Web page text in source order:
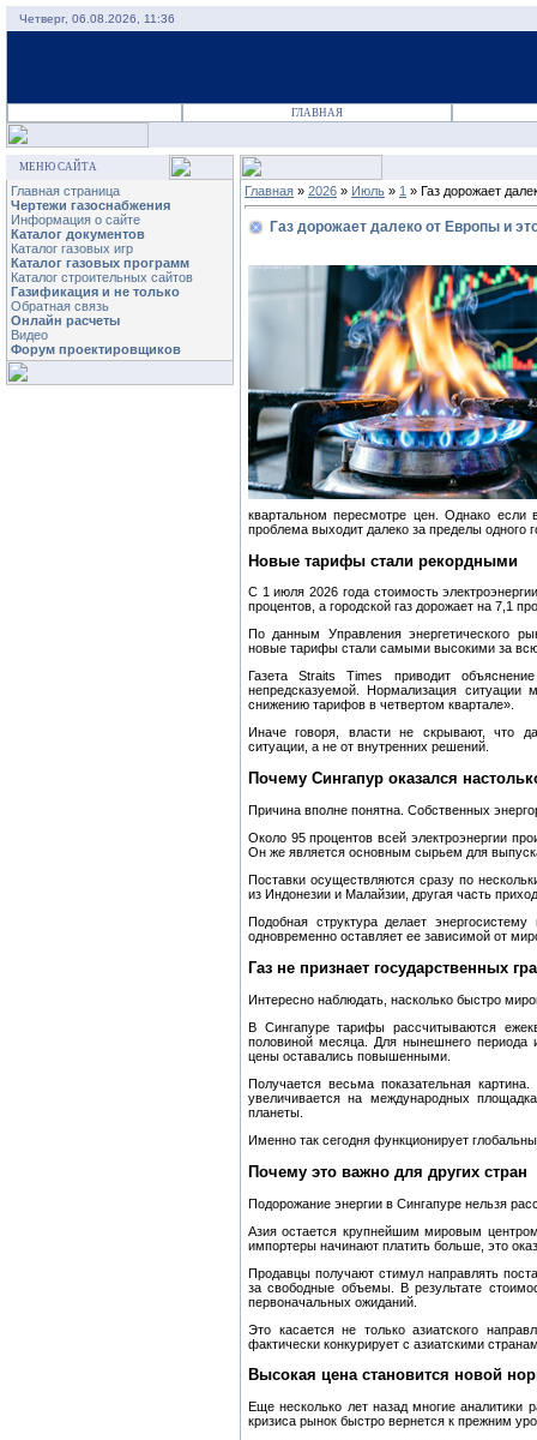
Четверг, 06.08.2026, 11:36
ГЛАВНАЯ
МЕНЮ САЙТА
Главная страница
Чертежи газоснабжения
Информация о сайте
Каталог документов
Каталог газовых игр
Каталог газовых программ
Каталог строительных сайтов
Газификация и не только
Обратная связь
Онлайн расчеты
Видео
Форум проектировщиков
Главная » 2026 » Июль » 1 » Газ дорожает
Газ дорожает далеко от Европы и
квартальном пересмотре цен. Однако если
проблема выходит далеко за пределы одного
Новые тарифы стали рекордными
С 1 июля 2026 года стоимость
процентов, а городской газ дорожает на 7,1
По данным Управления энергетического
новые тарифы стали самыми высокими за
Газета Straits Times приводит
непредсказуемой. Нормализация ситуации
снижению тарифов в четвертом квартале».
Иначе говоря, власти не скрывают, что
ситуации, а не от внутренних решений.
Почему Сингапур оказался
Причина вполне понятна. Собственных
Около 95 процентов всей электроэнергии
Он же является основным сырьем для выпуска
Поставки осуществляются сразу по
из Индонезии и Малайзии, другая часть
Подобная структура делает
одновременно оставляет ее зависимой от
Газ не признает государственных
Интересно наблюдать, насколько быстро
В Сингапуре тарифы рассчитываются
половиной месяца. Для нынешнего периода
цены оставались повышенными.
Получается весьма показательная
увеличивается на международных
планеты.
Именно так сегодня функционирует
Почему это важно для других стран
Подорожание энергии в Сингапуре нельзя
Азия остается крупнейшим мировым
импортеры начинают платить больше, это
Продавцы получают стимул направлять
за свободные объемы. В результате
первоначальных ожиданий.
Это касается не только азиатского
фактически конкурирует с азиатскими
Высокая цена становится новой
Еще несколько лет назад многие аналитики
кризиса рынок быстро вернется к прежним